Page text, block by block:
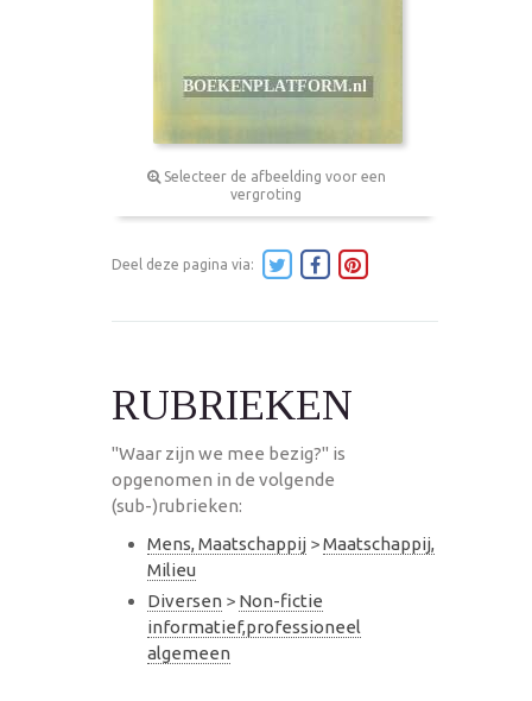
Selecteer de afbeelding voor een
vergroting
Deel deze pagina via:
RUBRIEKEN
"Waar zijn we mee bezig?" is
opgenomen in de volgende
(sub-)rubrieken:
Mens, Maatschappij >Maatschappij,
Milieu
Diversen > Non-fictie
informatief,professioneel
algemeen